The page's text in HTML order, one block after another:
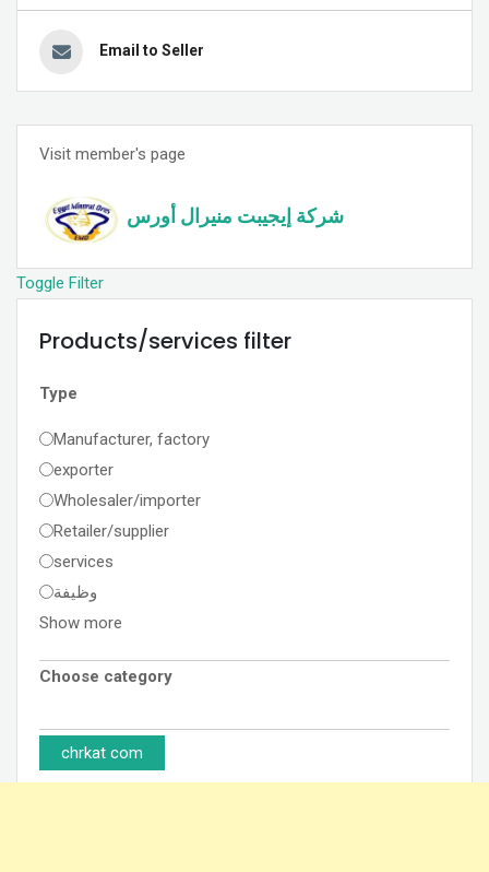
Email to Seller
Visit member's page
شركة إيجيبت منيرال أورس
Toggle Filter
Products/services filter
Type
Manufacturer, factory
exporter
Wholesaler/importer
Retailer/supplier
services
وظيفة
Show more
Choose category
chrkat com